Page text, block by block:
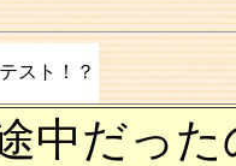
スト！？
中だっ